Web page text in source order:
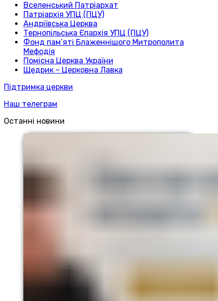
Вселенський Патріархат
Патріархія УПЦ (ПЦУ)
Андріївська Церква
Тернопільська Єпархія УПЦ (ПЦУ)
Фонд пам’яті Блаженнішого Митрополита
Мефодія
Помісна Церква України
Щедрик – Церковна Лавка
Підтримка церкви
Наш телеграм
Останні новини